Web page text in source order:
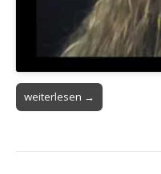
weiterlesen →